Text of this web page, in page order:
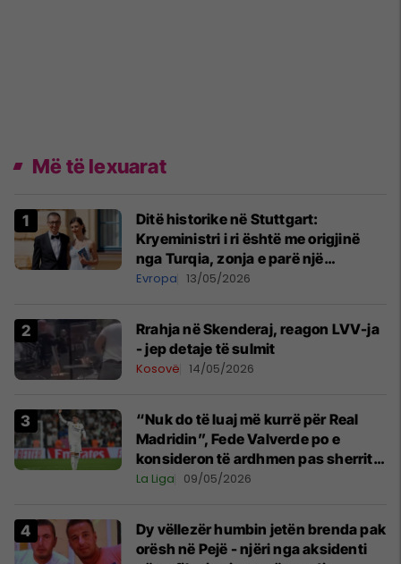
Më të lexuarat
Ditë historike në Stuttgart:
Kryeministri i ri është me origjinë
nga Turqia, zonja e parë një
shqiptare nga Kanadaja
Evropa 13/05/2026
Rrahja në Skenderaj, reagon LVV-ja
- jep detaje të sulmit
Kosovë 14/05/2026
“Nuk do të luaj më kurrë për Real
Madridin”, Fede Valverde po e
konsideron të ardhmen pas sherrit
me Tchouamenin
La Liga 09/05/2026
Dy vëllezër humbin jetën brenda pak
orësh në Pejë - njëri nga aksidenti